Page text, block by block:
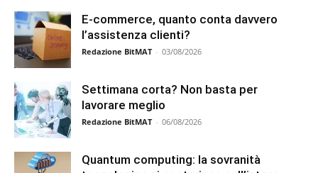
E-commerce, quanto conta davvero
l’assistenza clienti?
Redazione BitMAT - 03/08/2026
Settimana corta? Non basta per
lavorare meglio
Redazione BitMAT - 06/08/2026
Quantum computing: la sovranità